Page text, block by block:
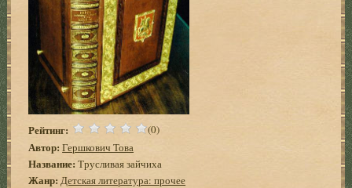
Рейтинг: (0)
Автор: Гершкович Това
Название: Трусливая зайчиха
Жанр: Детская литература: прочее